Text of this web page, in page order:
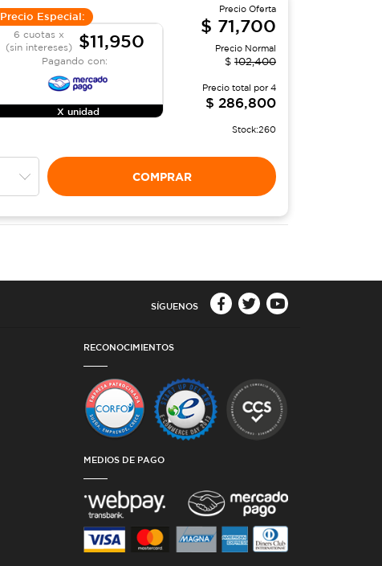
Precio Especial:
6 cuotas x
(sin intereses)
$11,950
Pagando con:
X unidad
Precio Oferta
$ 71,700
Precio Normal
$ 102,400
Precio total por4
$ 286,800
Stock:260
COMPRAR
SÍGUENOS
RECONOCIMIENTOS
MEDIOS DE PAGO